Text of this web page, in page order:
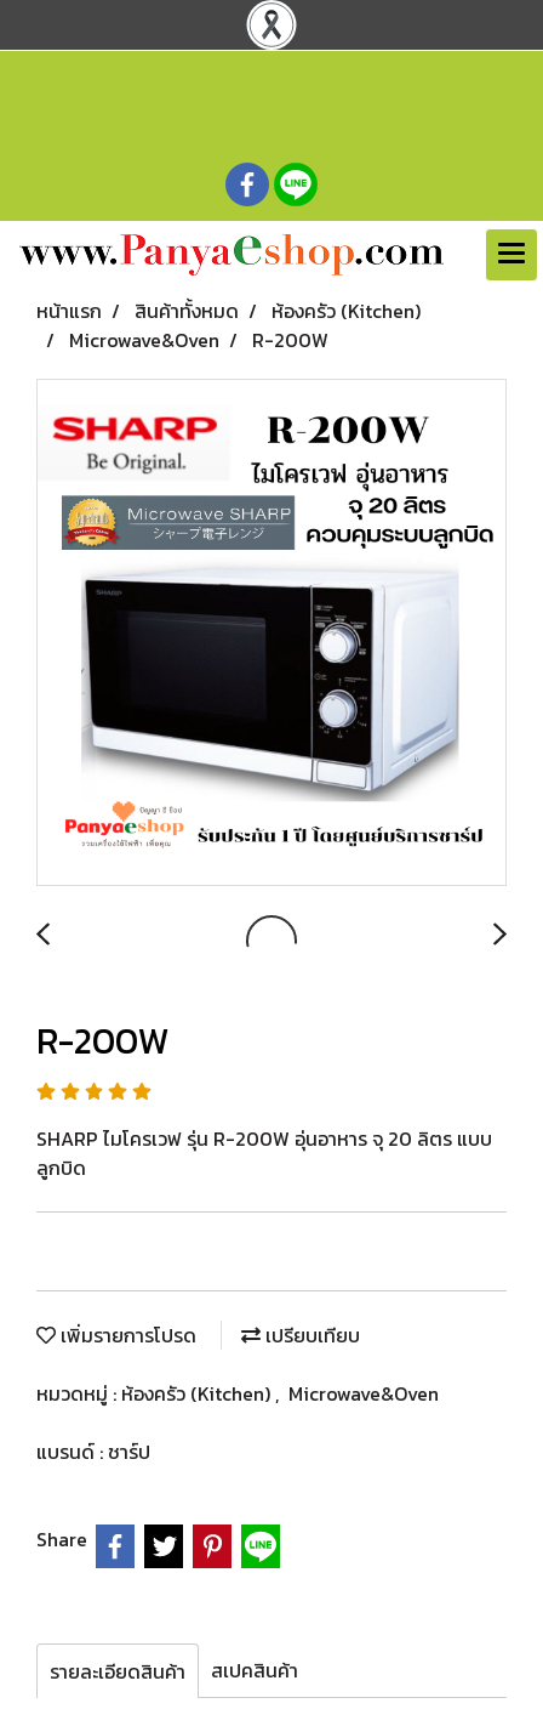
หน้าแรก สินค้าทั้งหมด
ห้องครัว (Kitchen)
Microwave&Oven
R-200W
R-200W
SHARP ไมโครเวฟ รุ่น R-200W อุ่นอาหาร จุ 20 ลิตร แบบ
ลูกบิด
เพิ่มรายการโปรด
เปรียบเทียบ
หมวดหมู่ : ห้องครัว (Kitchen) , Microwave&Oven
แบรนด์ : ชาร์ป
Share
รายละเอียดสินค้า
สเปคสินค้า